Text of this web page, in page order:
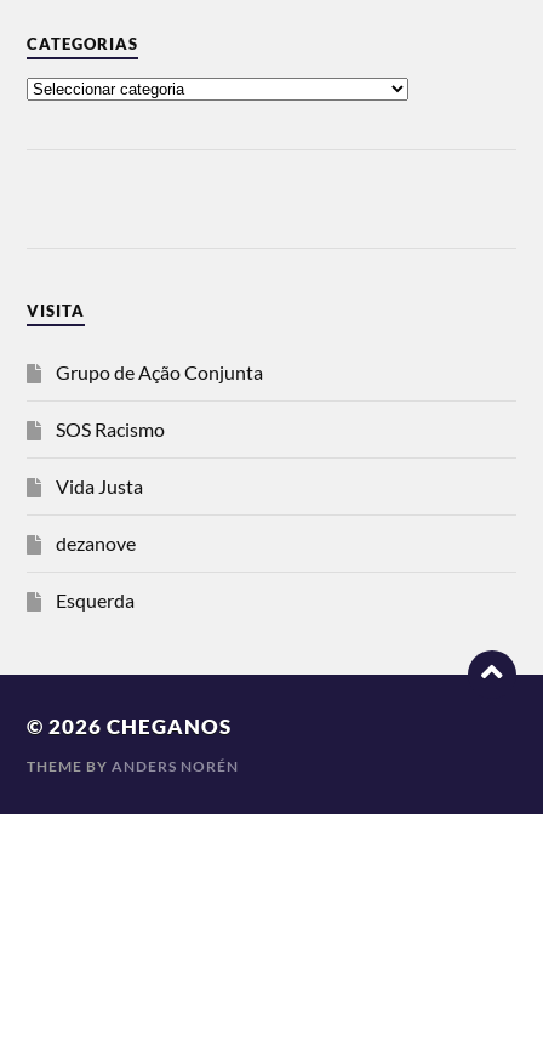
CATEGORIAS
VISITA
Grupo de Ação Conjunta
SOS Racismo
Vida Justa
dezanove
Esquerda
© 2026CHEGANOS
THEME BYANDERS NORÉN